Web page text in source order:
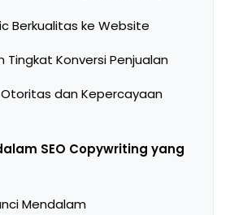
Berkualitas ke Website
Tingkat Konversi Penjualan
dan Kepercayaan
SEO Copywriting yang
Mendalam